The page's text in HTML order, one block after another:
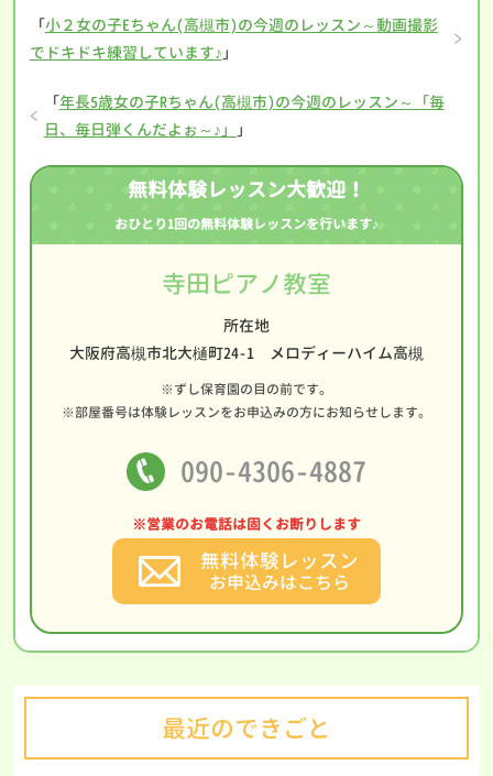
「小２女の子Eちゃん(高槻市)の今週のレッスン～動画撮影
でドキドキ練習しています♪ 」
「年長5歳女の子Rちゃん(高槻市)の今週のレッスン～「毎
日、毎日弾くんだよぉ～♪」
」
無料体験レッスン大歓迎！
おひとり1回の無料体験レッスンを行います♪
寺田ピアノ教室
所在地
大阪府高槻市北大樋町24-1 メロディーハイム高槻
※ずし保育園の目の前です。
※部屋番号は体験レッスンをお申込みの方にお知らせします。
090-4306-4887
※営業のお電話は固くお断りします
無料体験レッスン
お申込みはこちら
最近のできごと